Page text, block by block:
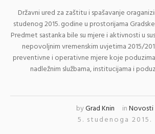
Državni ured za zaštitu i spašavanje
studenog 2015. godine u prostorijama
Predmet sastanka bile su mjere i aktivnosti u
nepovoljnim vremenskim uvjetima 2015/
preventivne i operativne mjere koje
nadležnim službama, institucijama i
byGrad Knin inNovosti
5. studenoga 2015.